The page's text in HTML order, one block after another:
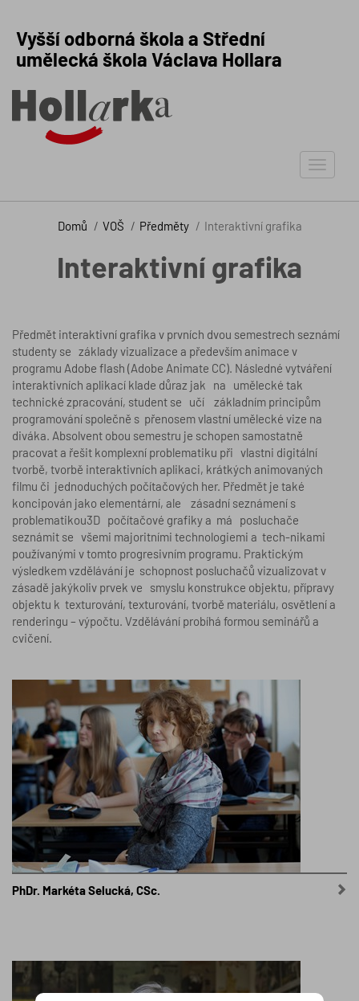
Vyšší odborná škola a Střední
umělecká škola Václava Hollara
Toggle
Domů VOŠ Předměty Interaktivní grafika
Interaktivní grafika
Předmět interaktivní grafika v prvních dvou semestrech seznámí
studenty se základy vizualizace a především animace v
programu Adobe flash (Adobe Animate CC). Následné vytváření
interaktivních aplikací klade důraz jak na umělecké tak
technické zpracování, student se učí základním principům
programování společně s přenosem vlastní umělecké vize na
diváka. Absolvent obou semestru je schopen samostatně
pracovat a řešit komplexní problematiku při vlastni digitální
tvorbě, tvorbě interaktivních aplikaci, krátkých animovaných
filmu či jednoduchých počítačových her. Předmět je také
koncipován jako elementární, ale zásadní seznámení s
problematikou3D počítačové grafiky a má posluchače
seznámit se všemi majoritními technologiemi a tech-nikami
používanými v tomto progresivním programu. Praktickým
výsledkem vzdělávání je schopnost posluchačů vizualizovat v
zásadě jakýkoliv prvek ve smyslu konstrukce objektu, přípravy
objektu k texturování, texturování, tvorbě materiálu, osvětlení a
renderingu – výpočtu. Vzdělávání probíhá formou seminářů a
cvičení.
PhDr. Markéta Selucká, CSc.